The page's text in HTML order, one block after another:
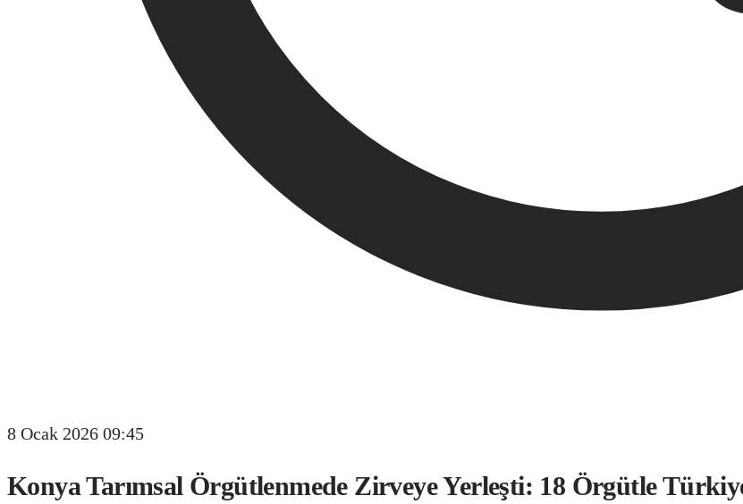
8 Ocak 2026 09:45
Konya Tarımsal Örgütlenmede Zirveye Yerleşti: 18 Örgütle